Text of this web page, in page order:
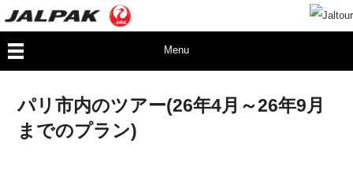
Menu
パリ市内のツアー(26年4月～26年9月
までのプラン)